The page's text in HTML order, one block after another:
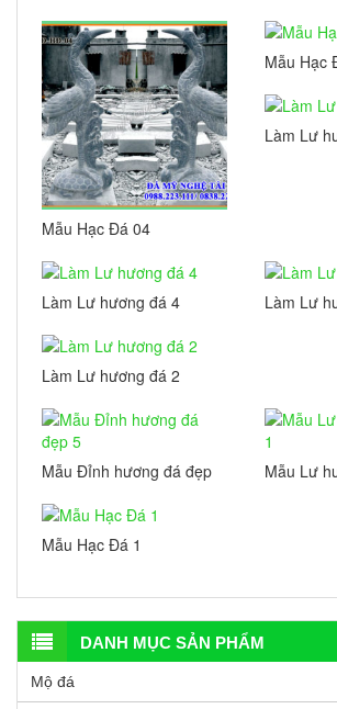
Mẫu Hạc Đá 04
Mẫu Hạc
Làm Lư
Làm Lư hương đá 4 Làm Lư
Làm Lư hương đá 2
Mẫu Đỉnh hương đá đẹp
Mẫu Lư
Mẫu Hạc Đá 1
DANH MỤC SẢN PHẨM
Mộ đá